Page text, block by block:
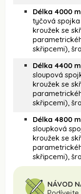
Délka 4000
tyčová spojka
kroužek se
skřipcemi),
Délka 4400
sloupová
kroužek se
skřipcemi),
Délka 4800
sloupková
kroužek se
skřipcemi),
NÁVOD